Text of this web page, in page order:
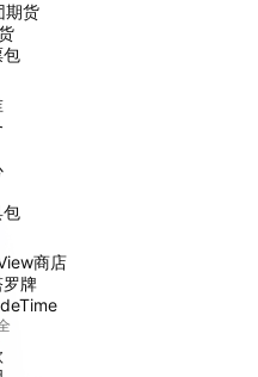
期货
包
包
商店
罗牌